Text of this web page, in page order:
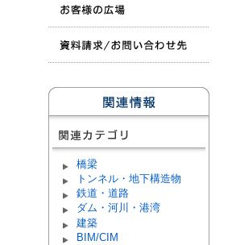
橋梁
トンネル・地下構造物
鉄道・道路
ダム・河川・港湾
建築
BIM/CIM